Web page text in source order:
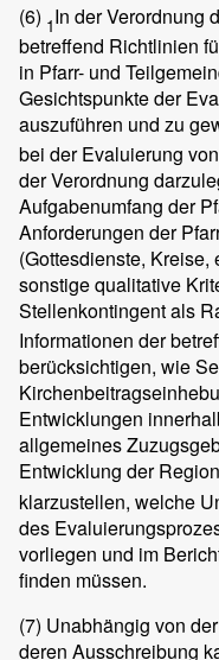
(6) 1In der Verordnung
betreffend Richtlinien
in Pfarr- und
Gesichtspunkte der
auszuführen und zu
bei der Evaluierung
der Verordnung
Aufgabenumfang der
Anforderungen der
(Gottesdienste, Kreise,
sonstige qualitative
Stellenkontingent als
Informationen der
berücksichtigen, wie
Entwicklungen
allgemeines
Entwicklung der
klarzustellen, welche
des
vorliegen und im
finden müssen.
(7) Unabhängig von
deren Ausschreibung